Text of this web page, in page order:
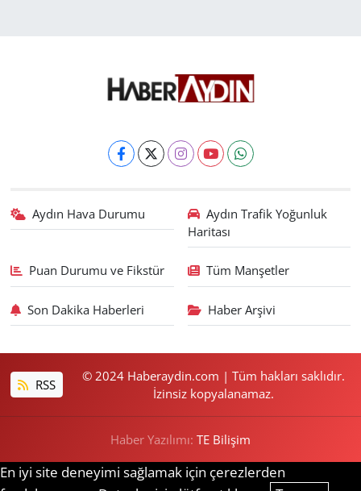
Aydın Hava Durumu
Aydın Trafik Yoğunluk
Haritası
Puan Durumu ve Fikstür Tüm Manşetler
Son Dakika Haberleri Haber Arşivi
RSS
© 2024 Haberaydin.com | Tüm hakları saklıdır.
İzinsiz kopyalanamaz.
Haber Yazılımı: TE Bilişim
En iyi site deneyimi sağlamak için çerezlerden